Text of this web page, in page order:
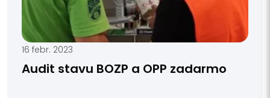
16 febr. 2023
Audit stavu BOZP a OPP zadarmo